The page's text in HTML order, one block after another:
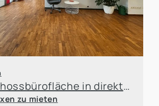
Erdgeschossbürofläche in direkter Hauptbahnhof nähe zu vermieten
zu mieten